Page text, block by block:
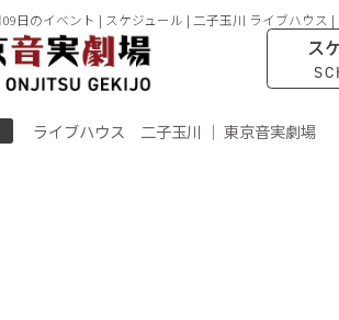
09日のイベント | スケジュール | 二子玉川 ライブハウス
ス
ライブハウス 二子玉川 ｜ 東京音実劇場